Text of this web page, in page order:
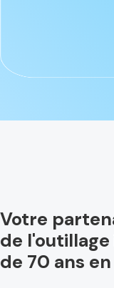
Votre
de
de 70 ans